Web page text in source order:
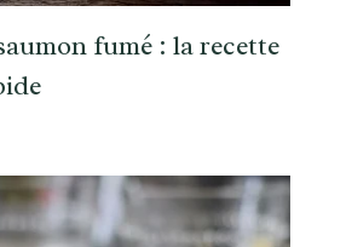
fumé : la recette